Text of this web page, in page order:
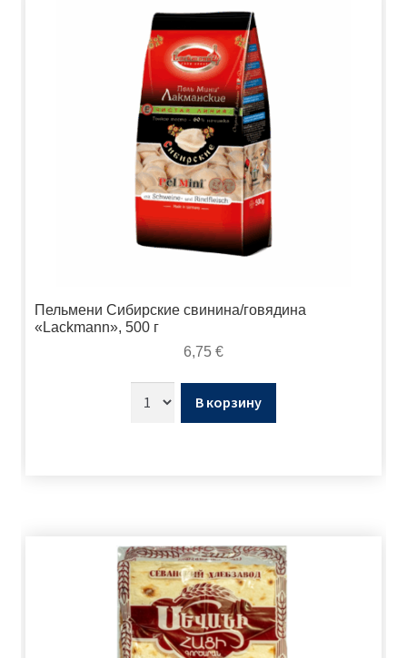
Пельмени Сибирские свинина/говядина
«Lackmann», 500 г
6,75 €
В корзину